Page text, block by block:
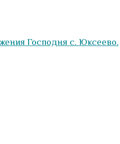
Господня с. Юксеево.